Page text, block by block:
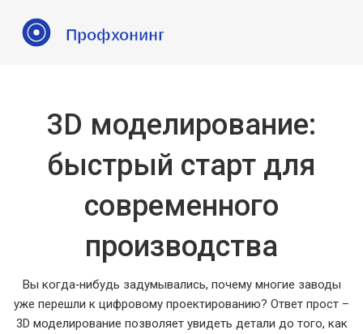
3D моделирование:
быстрый старт для
современного
производства
Вы когда‑нибудь задумывались, почему многие заводы
уже перешли к цифровому проектированию? Ответ прост –
3D моделирование позволяет увидеть детали до того, как